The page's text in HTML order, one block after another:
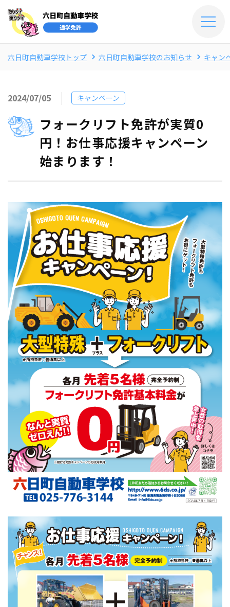
六日町自動車学校トップ 六日町自動車学校のお知らせ キャン
2024/07/05 キャンペーン
フォークリフト免許が実質0
円！お仕事応援キャンペーン
始まります！